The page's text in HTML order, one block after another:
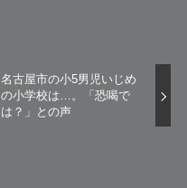
名古屋市の小5男児いじめ
の小学校は…。「恐喝で
は？」との声